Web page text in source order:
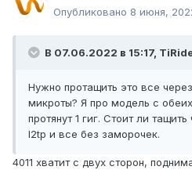
Опубликовано 8 июня,
В 07.06.2022 в 15:17,
Нужно протащить это все
микроты? Я про модель с
протянут 1 гиг. Стоит ли
l2tp и все без заморочек.
4011 хватит с двух сторон,